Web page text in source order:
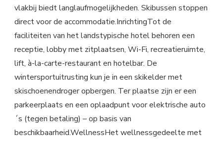
vlakbij biedt langlaufmogelijkheden. Skibussen stoppen
direct voor de accommodatie.InrichtingTot de
faciliteiten van het landstypische hotel behoren een
receptie, lobby met zitplaatsen, Wi-Fi, recreatieruimte,
lift, à-la-carte-restaurant en hotelbar. De
wintersportuitrusting kun je in een skikelder met
skischoenendroger opbergen. Ter plaatse zijn er een
parkeerplaats en een oplaadpunt voor elektrische auto
´s (tegen betaling) – op basis van
beschikbaarheid.WellnessHet wellnessgedeelte met